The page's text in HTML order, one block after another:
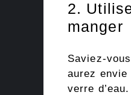
2.
manger
Saviez-
aurez envie
verre